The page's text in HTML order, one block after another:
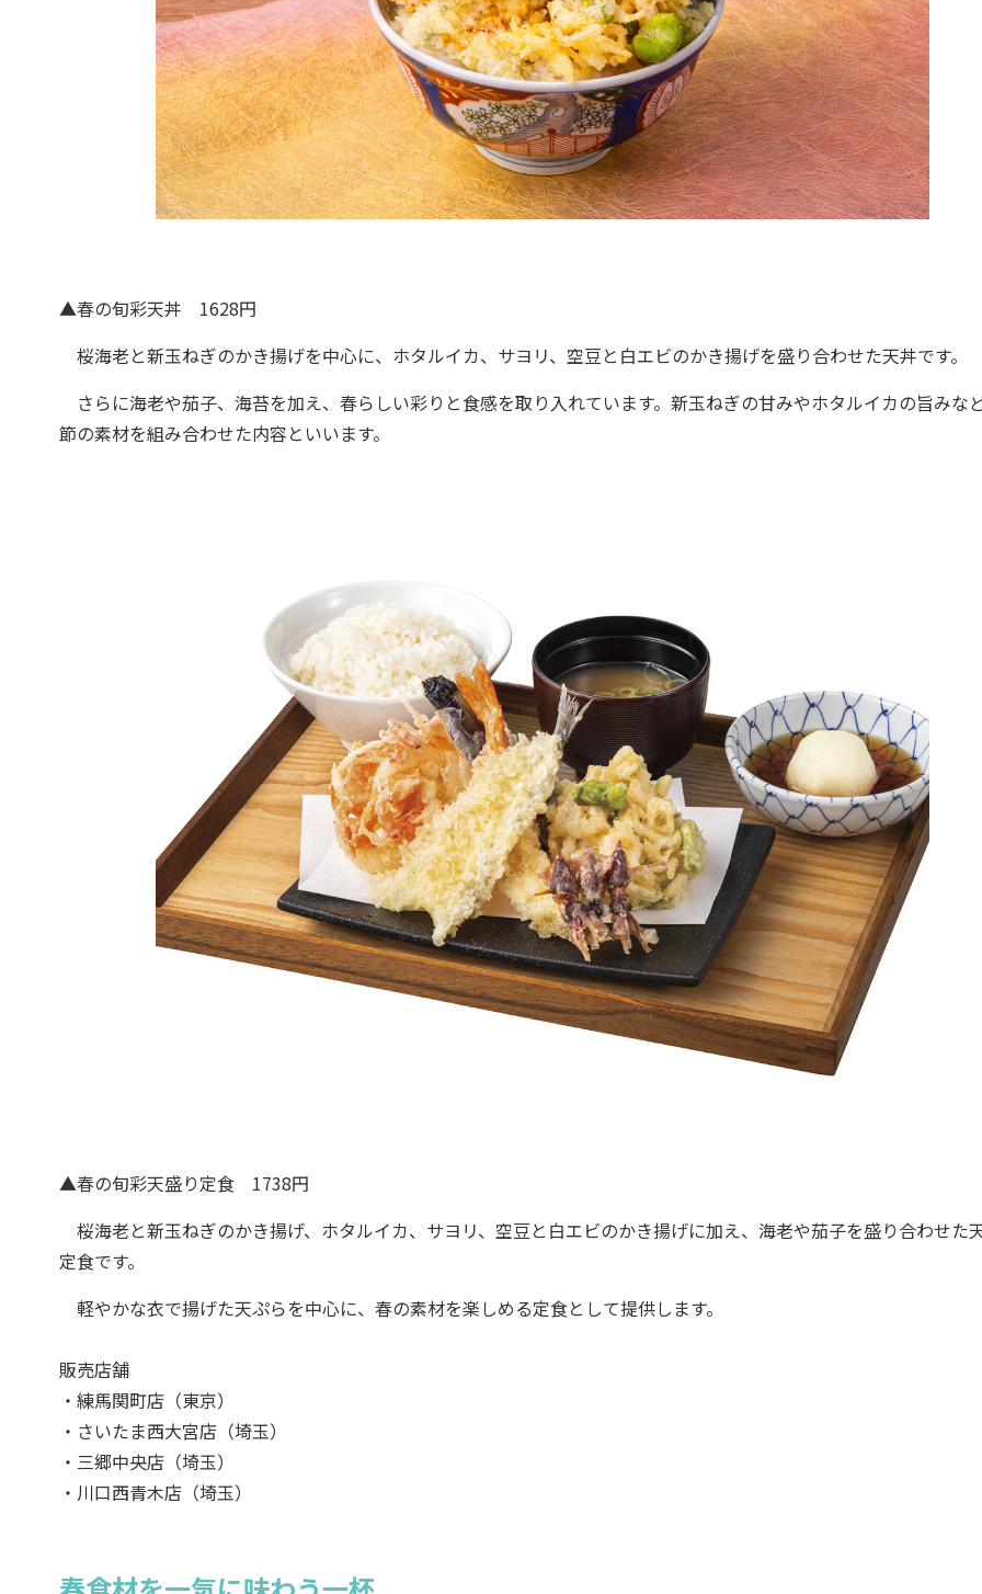
▲春の旬彩天丼 1628円
桜海老と新玉ねぎのかき揚げを中心に、ホタルイカ、サヨリ、空豆と白エビのかき揚げを盛り合わせた天丼です。
さらに海老や茄子、海苔を加え、春らしい彩りと食感を取り入れています。新玉ねぎの甘みやホタルイカの旨みな
節の素材を組み合わせた内容といいます。
▲春の旬彩天盛り定食 1738円
桜海老と新玉ねぎのかき揚げ、ホタルイカ、サヨリ、空豆と白エビのかき揚げに加え、海老や茄子を盛り合わせた
定食です。
軽やかな衣で揚げた天ぷらを中心に、春の素材を楽しめる定食として提供します。
販売店舗
・練馬関町店（東京）
・さいたま西大宮店（埼玉）
・三郷中央店（埼玉）
・川口西青木店（埼玉）